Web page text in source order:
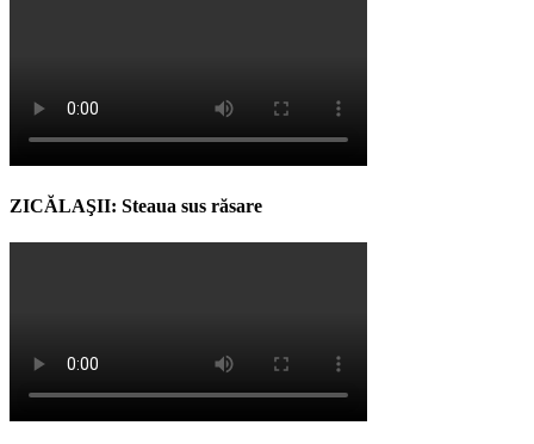
ZICĂLAŞII: Steaua sus răsare